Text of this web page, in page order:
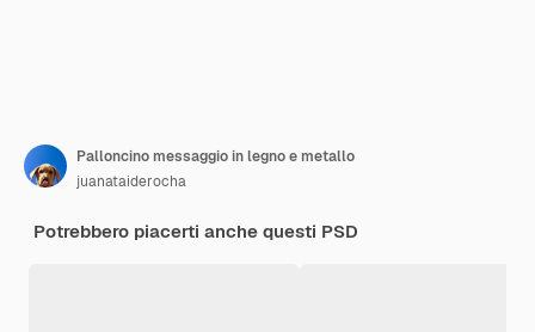
Palloncino messaggio in legno e metallo
juanataiderocha
Potrebbero piacerti anche questi PSD